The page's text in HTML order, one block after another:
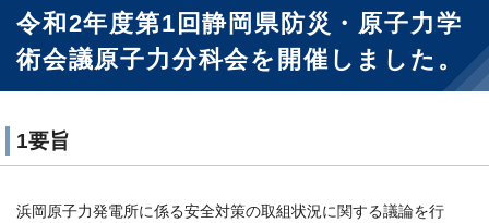
令和2年度第1回静岡県防災・原子力学
術会議原子力分科会を開催しました。
1要旨
浜岡原子力発電所に係る安全対策の取組状況に関する議論を行